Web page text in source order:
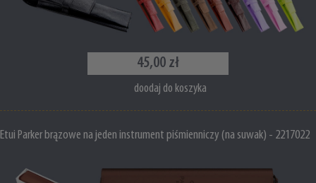
45,00 zł
doodaj do koszyka
Etui Parker brązowe na jeden instrument piśmienniczy (na suwak) - 2217022